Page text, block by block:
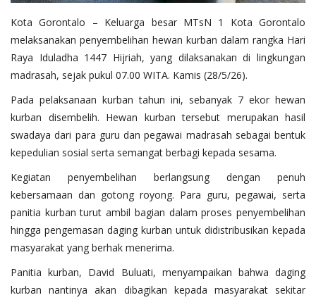
Kota Gorontalo – Keluarga besar MTsN 1 Kota Gorontalo
melaksanakan penyembelihan hewan kurban dalam rangka Hari
Raya Iduladha 1447 Hijriah, yang dilaksanakan di lingkungan
madrasah, sejak pukul 07.00 WITA. Kamis (28/5/26).
Pada pelaksanaan kurban tahun ini, sebanyak 7 ekor hewan
kurban disembelih. Hewan kurban tersebut merupakan hasil
swadaya dari para guru dan pegawai madrasah sebagai bentuk
kepedulian sosial serta semangat berbagi kepada sesama.
Kegiatan penyembelihan berlangsung dengan penuh
kebersamaan dan gotong royong. Para guru, pegawai, serta
panitia kurban turut ambil bagian dalam proses penyembelihan
hingga pengemasan daging kurban untuk didistribusikan kepada
masyarakat yang berhak menerima.
Panitia kurban, David Buluati, menyampaikan bahwa daging
kurban nantinya akan dibagikan kepada masyarakat sekitar